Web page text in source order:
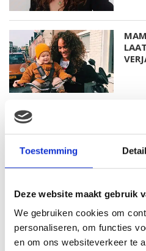
Toestemming
Deze website maakt gebruik
We gebruiken cookies om
personaliseren, om functies
en om ons websiteverkeer te